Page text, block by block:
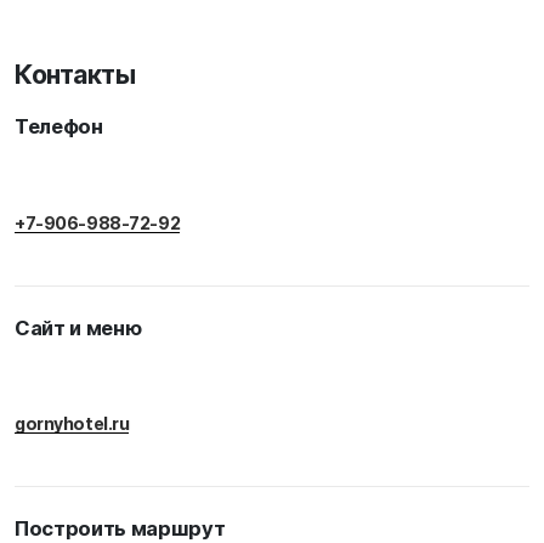
Контакты
Телефон
+7-906-988-72-92
Сайт и меню
gornyhotel.ru
Построить маршрут